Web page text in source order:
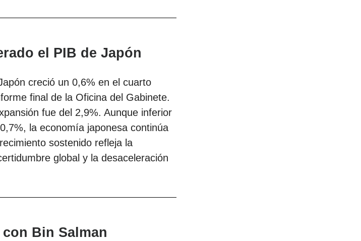
el PIB de Japón
creció un 0,6% en el cuarto
final de la Oficina del Gabinete.
fue del 2,9%. Aunque inferior
la economía japonesa continúa
sostenido refleja la
global y la desaceleración
Bin Salman